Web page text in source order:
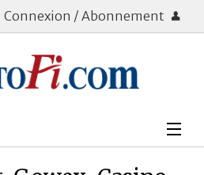
Connexion / Abonnement